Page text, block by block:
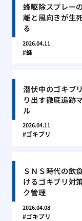
蜂駆除スプレー
離と風向きが生
る
2026.04.11
蜂
潜伏中のゴキブ
り出す徹底追跡
ル
2026.04.11
ゴキブリ
ＳＮＳ時代の飲
けるゴキブリ対
ク管理
2026.04.08
ゴキブリ